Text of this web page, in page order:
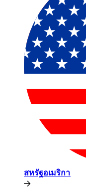
สหรัฐอเมริกา​​